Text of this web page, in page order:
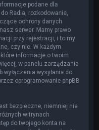
podane dla
Radia, rozkodowanie,
ochrony danych
serwer. Mamy prawo
przy rejestracji, i to my
czy nie. W każdym
informacje o twoim
w panelu zarządzania
wyłączenia wysyłania do
oprogramowanie phpBB
bezpieczne, niemniej nie
witrynach
do twojego konta na